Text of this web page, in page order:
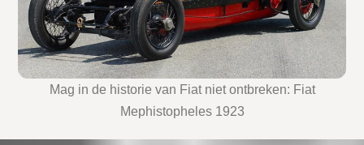
Mag in de historie van Fiat niet ontbreken: Fiat
Mephistopheles 1923